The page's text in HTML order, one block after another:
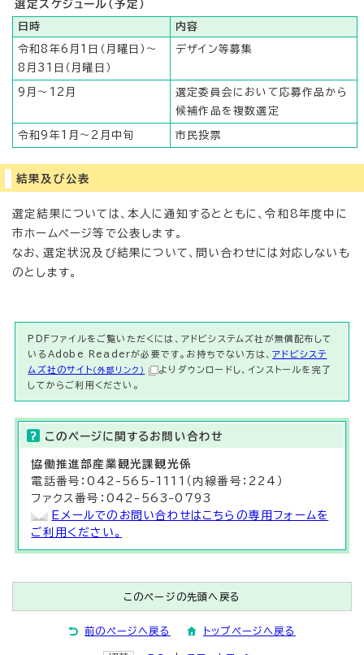
選定スケジュール（予定）
日時 内容
令和8年6月1日（月曜日）～
8月31日（月曜日）
デザイン等募集
9月～12月
選定委員会において応募作品から
候補作品を複数選定
令和9年1月～2月中旬 市民投票
結果及び公表
選定結果については、本人に通知するとともに、令和8年度中に
市ホームページ等で公表します。
なお、選定状況及び結果について、問い合わせには対応しないも
のとします。
PDFファイルをご覧いただくには、アドビシステムズ社が無償配布して
いるAdobe Readerが必要です。お持ちでない方は、アドビシステ
ムズ社のサイト （外部リンク）
よりダウンロードし、インストールを完了
してからご利用ください。
このページに関する お問い合わせ
協働推進部産業観光課観光係
電話番号：042-565-1111（内線番号：224）
ファクス番号：042-563-0793
Eメールでのお問い合わせはこちらの専用フォームを
ご利用ください。
このページの先頭へ戻る
前のページへ戻る トップページへ戻る